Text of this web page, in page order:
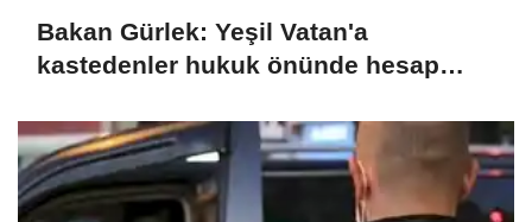
Bakan Gürlek: Yeşil Vatan'a
kastedenler hukuk önünde hesap